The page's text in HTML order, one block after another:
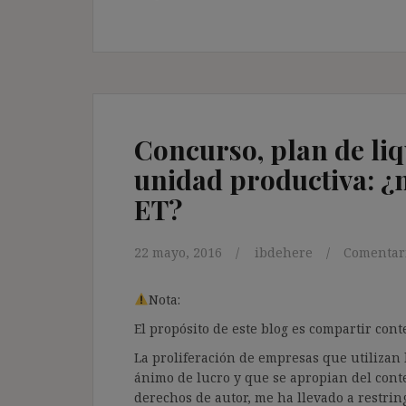
Concurso, plan de
unidad productiva:
ET?
22 mayo, 2016 ibdehere
Nota:
El propósito de este blog es compartir
La proliferación de empresas que
ánimo de lucro y que se apropian del
derechos de autor, me ha llevado a